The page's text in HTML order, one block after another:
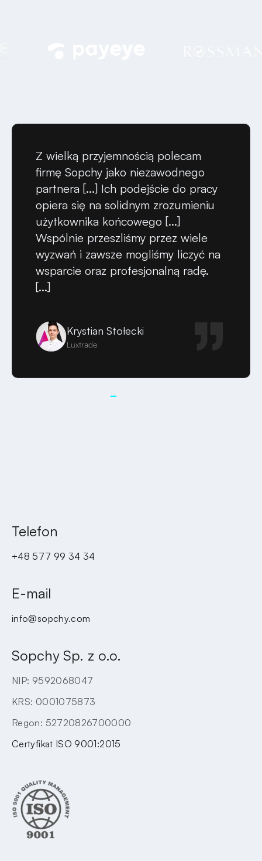
Z wielką przyjemnością polecam
firmę Sopchy jako niezawodnego
partnera [...] Ich podejście do pracy
opiera się na solidnym zrozumieniu
użytkownika końcowego [...]
Wspólnie przeszliśmy przez wiele
wyzwań i zawsze mogliśmy liczyć na
wsparcie oraz profesjonalną radę.
[...]
Krystian Stołecki
Luxtrade
Telefon
+48 577 99 34 34
E-mail
info@sopchy.com
Sopchy Sp. z o.o.
NIP: 9592068047
KRS: 0001075873
Regon: 52720826700000
Certyfikat ISO 9001:2015